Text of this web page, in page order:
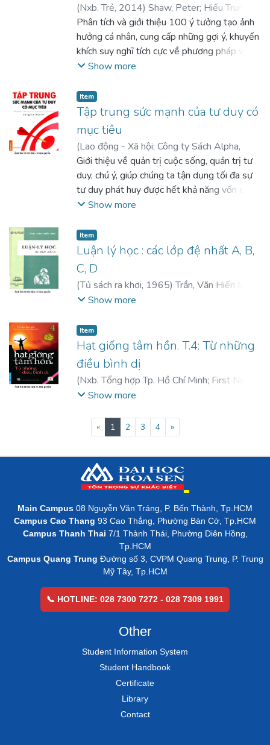
(Nxb. Trẻ, 2014) Shaw, Peter; Hiếu Trung
(dịch) ;Ý Như (dịch)
Phân tích và giới thiệu 100 ý tưởng tạo ảnh
hưởng cá nhân, cung cấp những gợi ý, khuyến
khích suy nghĩ tích cực về phương pháp và
quan điểm dự tính cần đạt được
Show more
Item
Tập trung sức mạnh của tư duy có
mục tiêu
(Lao động - Xã hội; Công ty Sách Alpha,
2009)Wolff, Jurgen ;Phan, Thu Lê (dịch)
Giới thiệu về quản trị cuộc sống, quản trị tư
duy, chú ý, giúp chúng ta tận dụng tối đa sự
tư duy phát huy được hết khả năng vốn có
trong mỗi con người
Show more
Item
Luận lý học : các lớp đệ nhất A, B,
C, D
(Tủ sách ra khơi, 1965)Trần, Văn Hiến Minh
Trần, Đức Huynh
Show more
Item
Hạt giống tâm hồn. T.4: Từ những
điều bình dị
(Nxb. Tổng hợp Tp. Hồ Chí Minh; First News
- Trí Việt,2004
Show more
« 1(current)
2 3 4 »
Main Campus 08 Nguyễn Văn Tráng, P. Bến Thành, Tp.HCM
Campus Cao Thang 93 Cao Thắng, Phường Bàn Cờ, Tp.HCM
Campus Thanh Thai 7/1 Thành Thái, Phường Diên Hồng,
Tp.HCM
Campus Quang Trung Đường số 3, CVPM Quang Trung, P. Trung
Mỹ Tây, Tp.HCM
📞 HOTLINE: 028 7300 7272 - 028 7309 1991
Other
Student Information System
Student Handbook
Certificate
Library
Contact